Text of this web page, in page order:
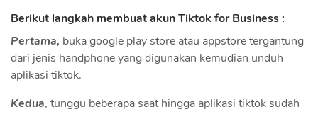
Berikut langkah membuat akun Tiktok for Business :
Pertama, buka google play store atau appstore tergantung
dari jenis handphone yang digunakan kemudian unduh
aplikasi tiktok.
Kedua, tunggu beberapa saat hingga aplikasi tiktok sudah